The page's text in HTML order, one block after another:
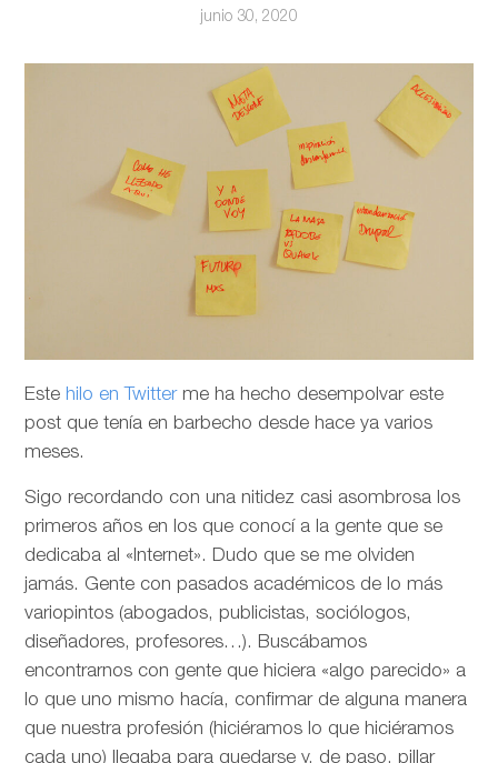
junio 30, 2020
Este hilo en Twitterme ha hecho desempolvar este
post que tenía en barbecho desde hace ya varios
meses.
Sigo recordando con una nitidez casi asombrosa los
primeros años en los que conocí a la gente que se
dedicaba al «Internet». Dudo que se me olviden
jamás. Gente con pasados académicos de lo más
variopintos (abogados, publicistas, sociólogos,
diseñadores, profesores…). Buscábamos
encontrarnos con gente que hiciera «algo parecido» a
lo que uno mismo hacía, confirmar de alguna manera
que nuestra profesión (hiciéramos lo que hiciéramos
cada uno) llegaba para quedarse y, de paso, pillar